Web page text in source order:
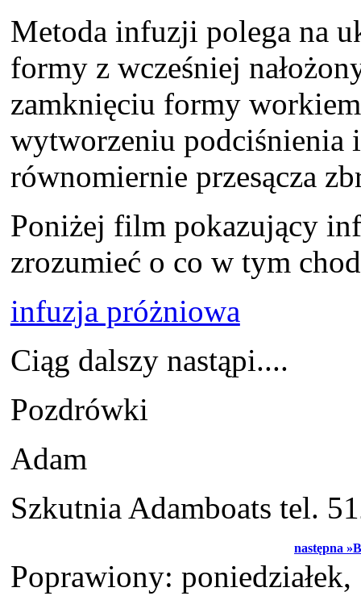
Metoda infuzji polega na
formy z wcześniej
zamknięciu formy
wytworzeniu podciśnienia
równomiernie przesącza
Poniżej film pokazujący
zrozumieć o co w tym
infuzja próżniowa
Ciąg dalszy nastąpi....
Pozdrówki
Adam
Szkutnia Adamboats tel.
następna
Poprawiony: